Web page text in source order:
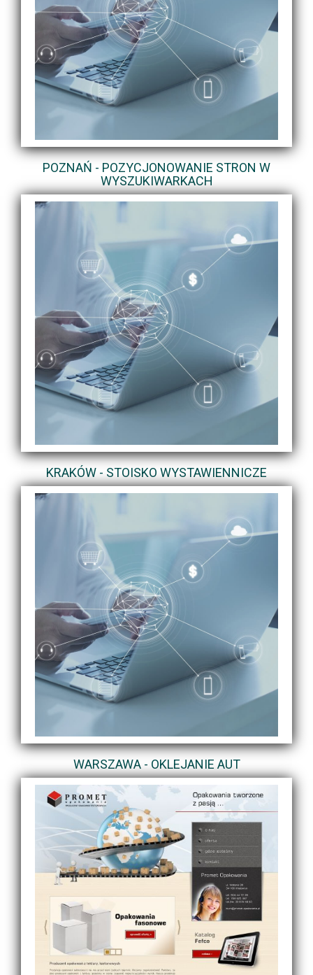
POZNAŃ - POZYCJONOWANIE STRON W
WYSZUKIWARKACH
KRAKÓW - STOISKO WYSTAWIENNICZE
WARSZAWA - OKLEJANIE AUT